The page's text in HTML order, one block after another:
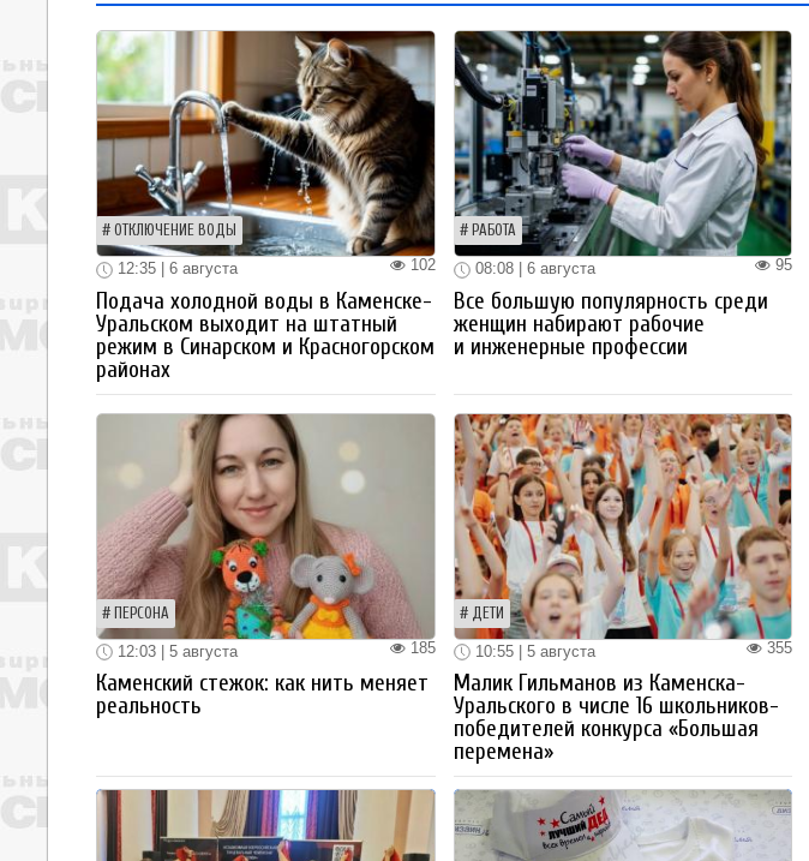
ОТКЛЮЧЕНИЕ ВОДЫ
102
12:35 | 6 августа
Подача холодной воды в Каменске-
Уральском выходит на штатный
режим в Синарском и Красногорском
районах
РАБОТА
95
08:08 | 6 августа
Все большую популярность среди
женщин набирают рабочие
и инженерные профессии
ПЕРСОНА
185
12:03 | 5 августа
Каменский стежок: как нить меняет
реальность
ДЕТИ
355
10:55 | 5 августа
Малик Гильманов из Каменска-
Уральского в числе 16 школьников-
победителей конкурса «Большая
перемена»